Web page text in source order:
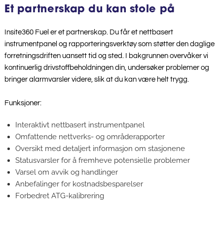
Et partnerskap du kan stole på
Insite360 Fuel er et partnerskap. Du får et nettbasert
instrumentpanel og rapporteringsverktøy som støtter den daglige
forretningsdriften uansett tid og sted. I bakgrunnen overvåker vi
kontinuerlig drivstoffbeholdningen din, undersøker problemer og
bringer alarmvarsler videre, slik at du kan være helt trygg.
Funksjoner:
Interaktivt nettbasert instrumentpanel
Omfattende nettverks- og områderapporter
Oversikt med detaljert informasjon om stasjonene
Statusvarsler for å fremheve potensielle problemer
Varsel om avvik og handlinger
Anbefalinger for kostnadsbesparelser
Forbedret ATG-kalibrering